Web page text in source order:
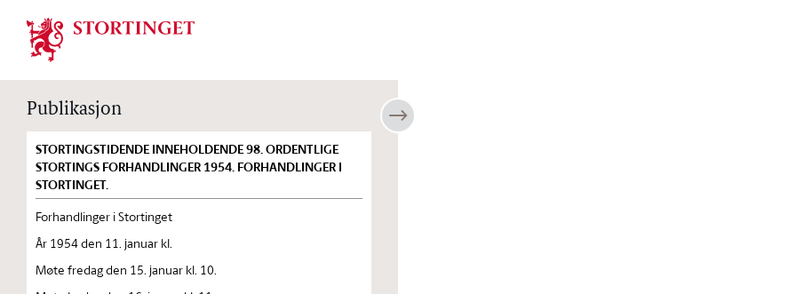
Stortinget.no
Publikasjon
STORTINGSTIDENDE INNEHOLDENDE 98. ORDENTLIGE
STORTINGS FORHANDLINGER 1954. FORHANDLINGER I
STORTINGET.
Forhandlinger i Stortinget
År 1954 den 11. januar kl.
Møte fredag den 15. januar kl. 10.